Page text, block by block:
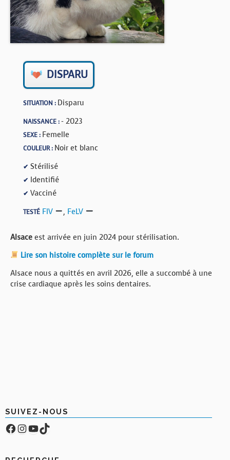
BOUTIQUE
FORUM
DISPARU
SITUATION : Disparu
NAISSANCE :- 2023
SEXE : Femelle
COULEUR : Noir et blanc
✔ Stérilisé
✔ Identifié
✔ Vacciné
TESTÉ FIV , FeLV
Alsace est arrivée en juin 2024 pour stérilisation.
Lire son histoire complète sur le forum
Alsace nous a quittés en avril 2026, elle a succombé à une
crise cardiaque après les soins dentaires.
SUIVEZ-NOUS
Facebook
Compte Instagram
YouTube
TikTok